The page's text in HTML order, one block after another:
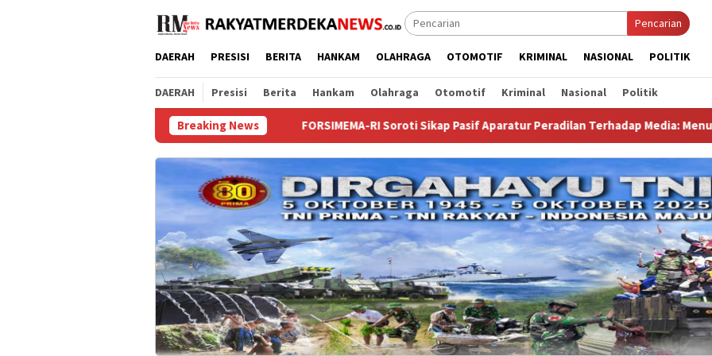
Pencarian
DAERAH PRESISI BERITA HANKAM OLAHRAGA OTOMOTIF KRIMINAL NASIONAL POLITIK
DAERAH Presisi Berita Hankam Olahraga Otomotif Kriminal Nasional Politik
Breaking News
FORSIMEMA-RI Soroti Sikap Pasif Aparatur Peradilan Terhadap Media: Menutup Diri Hanya